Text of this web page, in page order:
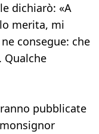
dichiarò: «A
merita, mi
consegue: che
pubblicate